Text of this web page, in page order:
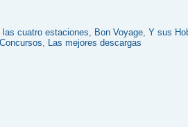
las cuatro estaciones, Bon Voyage,Y sus
Concursos, Las mejores descargas